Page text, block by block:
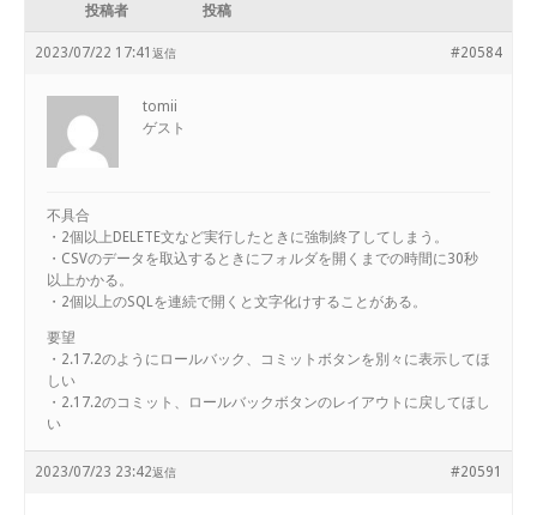
投稿者 投稿
2023/07/22 17:41 #20584
返信
tomii
ゲスト
不具合
・2個以上DELETE文など実行したときに強制終了してしまう。
・CSVのデータを取込するときにフォルダを開くまでの時間に30秒
以上かかる。
・2個以上のSQLを連続で開くと文字化けすることがある。
要望
・2.17.2のようにロールバック、コミットボタンを別々に表示してほ
しい
・2.17.2のコミット、ロールバックボタンのレイアウトに戻してほし
い
2023/07/23 23:42 #20591
返信